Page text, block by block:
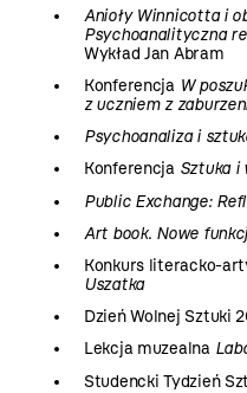
Anioły Winnicotta i
Psychoanalityczna
Wykład Jan Abram
Konferencja W
z uczniem z
Psychoanaliza i
Konferencja Sztuka i
Public Exchange:
Art book. Nowe
Konkurs literacko-
Uszatka
Dzień Wolnej Sztuki
Lekcja muzealna
Studencki Tydzień